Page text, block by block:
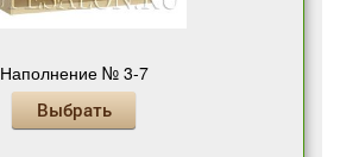
Наполнение № 3-7
Выбрать